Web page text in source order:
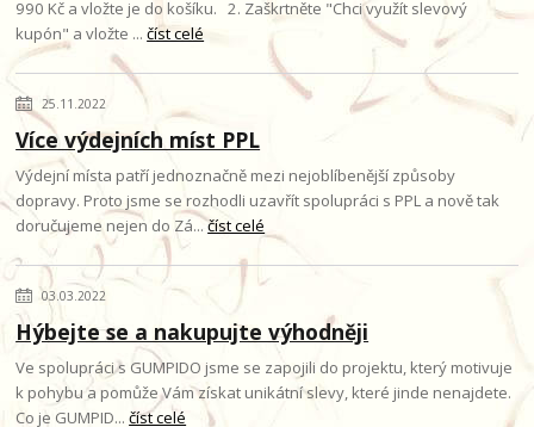
990 Kč a vložte je do košíku. 2. Zaškrtněte "Chci využít slevový
kupón" a vložte ...číst celé
25.11.2022
Více výdejních míst PPL
Výdejní místa patří jednoznačně mezi nejoblíbenější způsoby
dopravy. Proto jsme se rozhodli uzavřít spolupráci s PPL a nově tak
doručujeme nejen do Zá...číst celé
03.03.2022
Hýbejte se a nakupujte výhodněji
Ve spolupráci s GUMPIDO jsme se zapojili do projektu, který motivuje
k pohybu a pomůže Vám získat unikátní slevy, které jinde nenajdete.
Co je GUMPID...číst celé